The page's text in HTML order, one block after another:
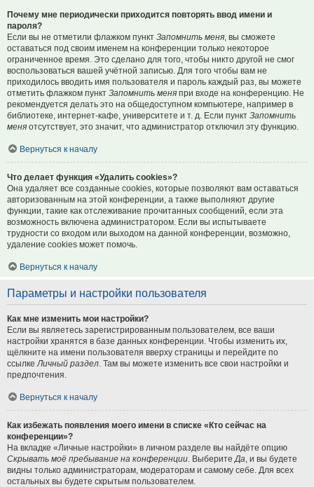
Почему мне периодически приходится повторять ввод имени и
пароля?
Если вы не отметили флажком пункт Запомнить меня , вы сможете
оставаться под своим именем на конференции только некоторое
ограниченное время. Это сделано для того, чтобы никто другой не смог
воспользоваться вашей учётной записью. Для того чтобы вам не
приходилось вводить имя пользователя и пароль каждый раз, вы можете
отметить флажком пункт Запомнить меня при входе на конференцию. Не
рекомендуется делать это на общедоступном компьютере, например в
библиотеке, интернет-кафе, университете и т. д. Если пункт Запомнить
меня отсутствует, это значит, что администратор отключил эту функцию.
Вернуться к началу
Что делает функция «Удалить cookies»?
Она удаляет все созданные cookies, которые позволяют вам оставаться
авторизованным на этой конференции, а также выполняют другие
функции, такие как отслеживание прочитанных сообщений, если эта
возможность включена администратором. Если вы испытываете
трудности со входом или выходом на данной конференции, возможно,
удаление cookies может помочь.
Вернуться к началу
Параметры и настройки пользователя
Как мне изменить мои настройки?
Если вы являетесь зарегистрированным пользователем, все ваши
настройки хранятся в базе данных конференции. Чтобы изменить их,
щёлкните на имени пользователя вверху страницы и перейдите по
ссылке Личный раздел . Там вы можете изменить все свои настройки и
предпочтения.
Вернуться к началу
Как избежать появления моего имени в списке «Кто сейчас на
конференции»?
На вкладке «Личные настройки» в личном разделе вы найдёте опцию
Скрывать моё пребывание на конференции . Выберите Да , и вы будете
видны только администраторам, модераторам и самому себе. Для всех
остальных вы будете скрытым пользователем.